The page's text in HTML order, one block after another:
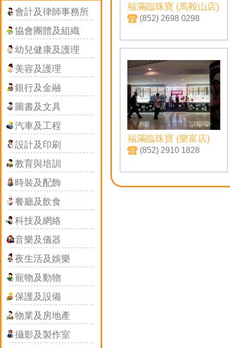
會計及律師事務所
協會團體及組織
幼兒健康及護理
美容及護理
銀行及金融
圖書及文具
汽車及工程
設計及印刷
教育與培訓
時裝及配飾
餐廳及飲食
科技及網絡
音樂及儀器
夜生活及娛樂
寵物及動物
保護及設備
物業及房地產
攝影及製作室
福滿臨珠寶 (馬鞍山店)
(852) 2698 0298
福滿臨珠寶 (樂富店)
(852) 2910 1828